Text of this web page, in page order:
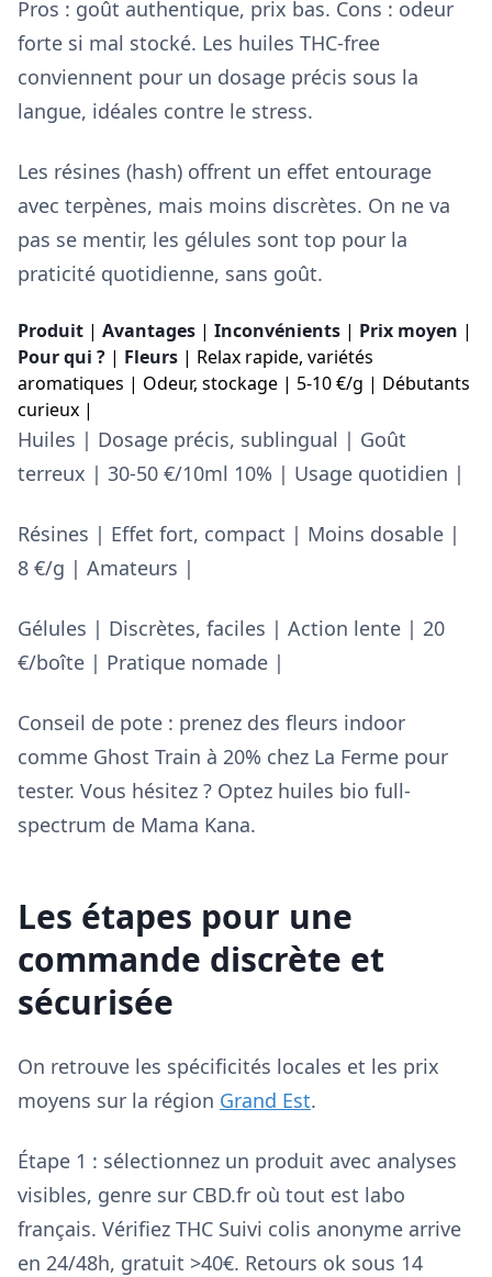
Pros : goût authentique, prix bas. Cons : odeur
forte si mal stocké. Les huiles THC-free
conviennent pour un dosage précis sous la
langue, idéales contre le stress.
Les résines (hash) offrent un effet entourage
avec terpènes, mais moins discrètes. On ne va
pas se mentir, les gélules sont top pour la
praticité quotidienne, sans goût.
Produit | Avantages | Inconvénients | Prix moyen |
Pour qui ? | Fleurs | Relax rapide, variétés
aromatiques | Odeur, stockage | 5-10 €/g | Débutants
curieux |
Huiles | Dosage précis, sublingual | Goût
terreux | 30-50 €/10ml 10% | Usage quotidien |
Résines | Effet fort, compact | Moins dosable |
8 €/g | Amateurs |
Gélules | Discrètes, faciles | Action lente | 20
€/boîte | Pratique nomade |
Conseil de pote : prenez des fleurs indoor
comme Ghost Train à 20% chez La Ferme pour
tester. Vous hésitez ? Optez huiles bio full-
spectrum de Mama Kana.
Les étapes pour une
commande discrète et
sécurisée
On retrouve les spécificités locales et les prix
moyens sur la région Grand Est.
Étape 1 : sélectionnez un produit avec analyses
visibles, genre sur CBD.fr où tout est labo
français. Vérifiez THC Suivi colis anonyme arrive
en 24/48h, gratuit >40€. Retours ok sous 14